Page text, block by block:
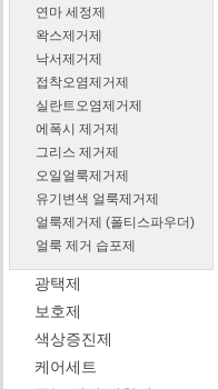
연마 세정제
왁스제거제
낙서제거제
접착오염제거제
실란트오염제거제
에폭시 제거제
그리스 제거제
오일얼룩제거제
유기변색 얼룩제거제
얼룩제거제 (폴티스파우더)
얼룩 제거 습포제
광택제
보호제
색상증진제
케어세트